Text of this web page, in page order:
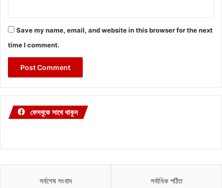
Save my name, email, and website in this browser for the next
time I comment.
ফেসবুকে সাথে থাকুন
সর্বশেষ সংবাদ সর্বাধিক পঠিত